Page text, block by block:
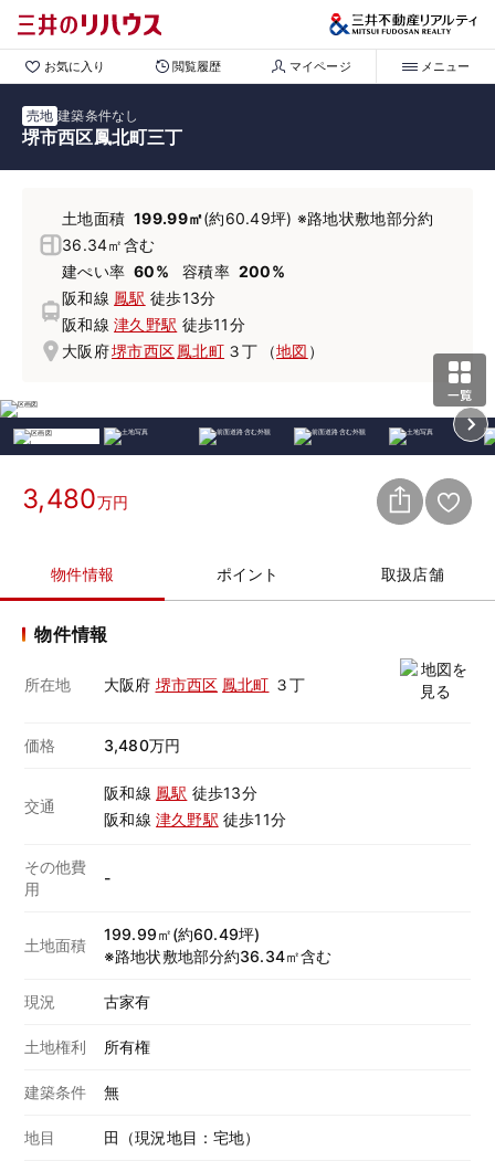
お気に入り 閲覧履歴 マイページ メニュー
売地 建築条件なし
堺市西区鳳北町三丁
土地面積 199.99㎡(約60.49坪) ※路地状敷地部分約
36.34㎡含む
建ぺい率 60% 容積率 200%
阪和線 鳳駅 徒歩13分
阪和線津久野駅 徒歩11分
大阪府堺市西区鳳北町 ３丁 （地図 ）
3,480万円
物件情報 ポイント 取扱店舗
物件情報
所在地 大阪府 堺市西区 鳳北町 ３丁
価格 3,480万円
交通
阪和線 鳳駅 徒歩13分
阪和線津久野駅 徒歩11分
その他費
用
-
土地面積
199.99㎡(約60.49坪)
※路地状敷地部分約36.34㎡含む
現況 古家有
土地権利 所有権
建築条件 無
地目 田（現況地目：宅地）